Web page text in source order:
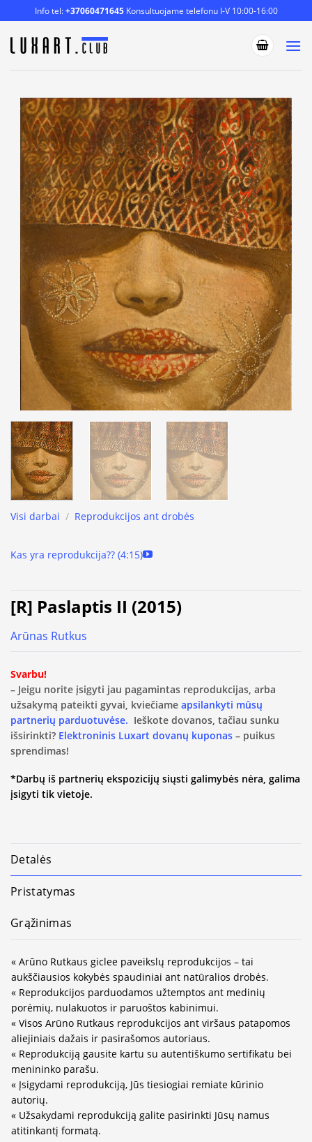
to
content
Info tel:+37060471645Konsultuojame telefonu I-V 10:00-16:00
Visi darbai / Reprodukcijos ant drobės
Kas yra reprodukcija?? (4:15)
[R] Paslaptis II (2015)
Arūnas Rutkus
Svarbu!
– Jeigu norite įsigyti jau pagamintas reprodukcijas, arba
užsakymą pateikti gyvai, kviečiame apsilankyti mūsų
partnerių parduotuvėse. Ieškote dovanos, tačiau sunku
išsirinkti? Elektroninis Luxart dovanų kuponas – puikus
sprendimas!
*Darbų iš partnerių ekspozicijų siųsti galimybės nėra, galima
įsigyti tik vietoje.
Detalės
Pristatymas
Grąžinimas
« Arūno Rutkaus giclee paveikslų reprodukcijos – tai
aukščiausios kokybės spaudiniai ant natūralios drobės.
« Reprodukcijos parduodamos užtemptos ant medinių
porėmių, nulakuotos ir paruoštos kabinimui.
« Visos Arūno Rutkaus reprodukcijos ant viršaus patapomos
aliejiniais dažais ir pasirašomos autoriaus.
« Reprodukciją gausite kartu su autentiškumo sertifikatu bei
menininko parašu.
« Įsigydami reprodukciją, Jūs tiesiogiai remiate kūrinio
autorių.
« Užsakydami reprodukciją galite pasirinkti Jūsų namus
atitinkantį formatą.